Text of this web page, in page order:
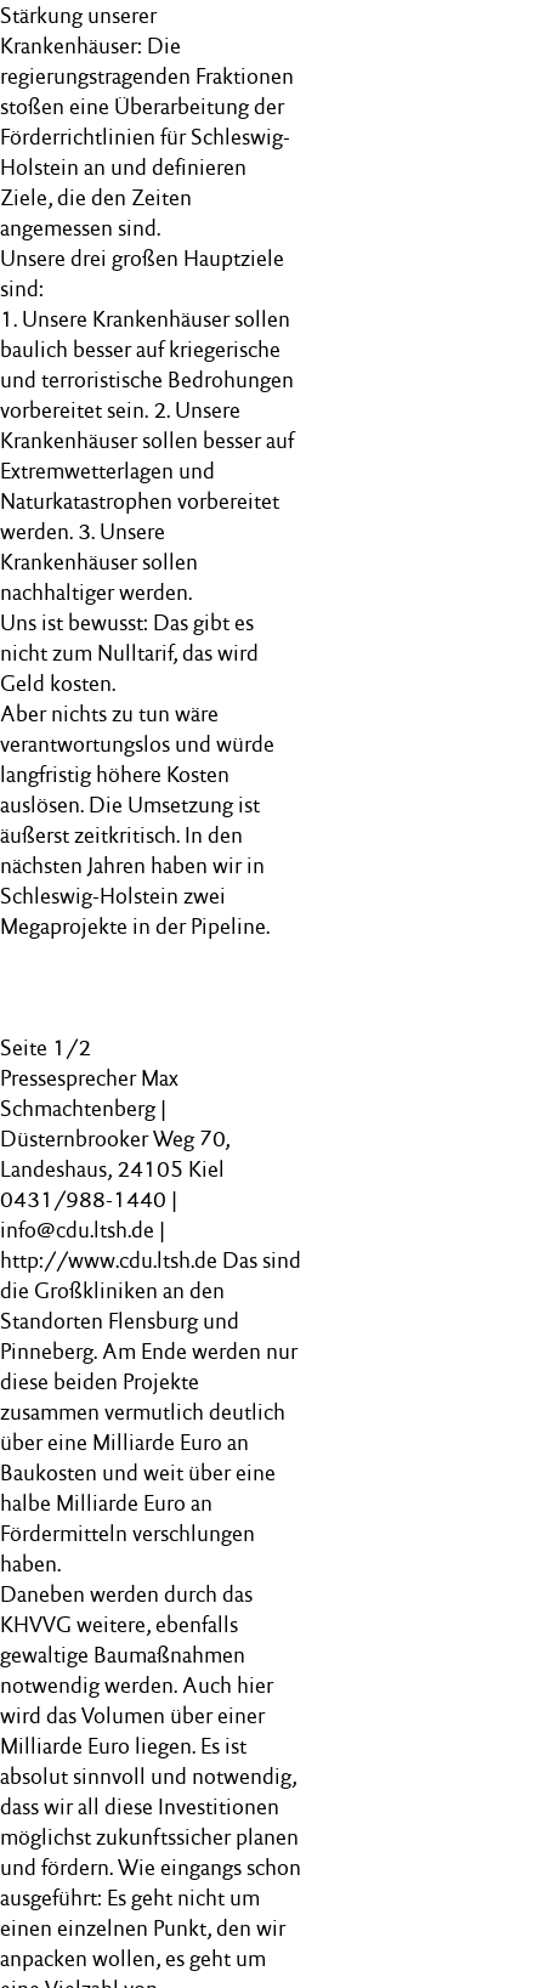
Stärkung unserer
Krankenhäuser: Die
regierungstragenden Fraktionen
stoßen eine Überarbeitung der
Förderrichtlinien für Schleswig-
Holstein an und definieren
Ziele, die den Zeiten
angemessen sind.
Unsere drei großen Hauptziele
sind:
1. Unsere Krankenhäuser sollen
baulich besser auf kriegerische
und terroristische Bedrohungen
vorbereitet sein. 2. Unsere
Krankenhäuser sollen besser auf
Extremwetterlagen und
Naturkatastrophen vorbereitet
werden. 3. Unsere
Krankenhäuser sollen
nachhaltiger werden.
Uns ist bewusst: Das gibt es
nicht zum Nulltarif, das wird
Geld kosten.
Aber nichts zu tun wäre
verantwortungslos und würde
langfristig höhere Kosten
auslösen. Die Umsetzung ist
äußerst zeitkritisch. In den
nächsten Jahren haben wir in
Schleswig-Holstein zwei
Megaprojekte in der Pipeline.
Seite 1/2
Pressesprecher Max
Schmachtenberg |
Düsternbrooker Weg 70,
Landeshaus, 24105 Kiel
0431/988-1440 |
info@cdu.ltsh.de |
http://www.cdu.ltsh.de Das sind
die Großkliniken an den
Standorten Flensburg und
Pinneberg. Am Ende werden nur
diese beiden Projekte
zusammen vermutlich deutlich
über eine Milliarde Euro an
Baukosten und weit über eine
halbe Milliarde Euro an
Fördermitteln verschlungen
haben.
Daneben werden durch das
KHVVG weitere, ebenfalls
gewaltige Baumaßnahmen
notwendig werden. Auch hier
wird das Volumen über einer
Milliarde Euro liegen. Es ist
absolut sinnvoll und notwendig,
dass wir all diese Investitionen
möglichst zukunftssicher planen
und fördern. Wie eingangs schon
ausgeführt: Es geht nicht um
einen einzelnen Punkt, den wir
anpacken wollen, es geht um